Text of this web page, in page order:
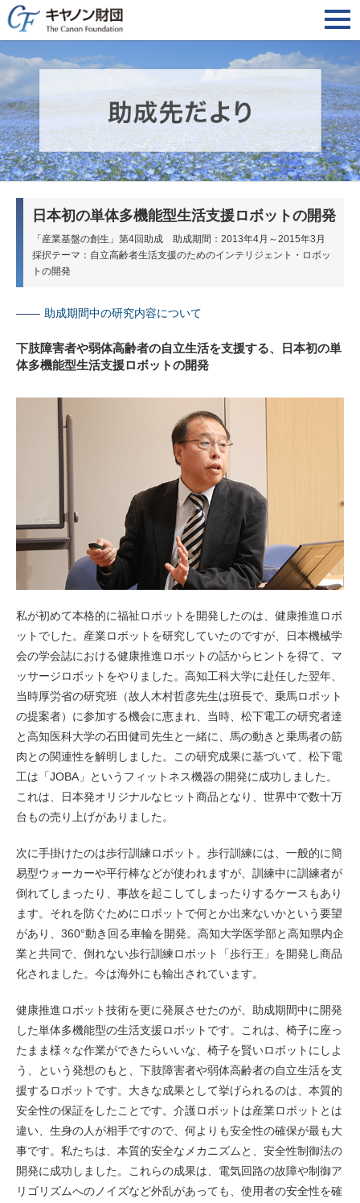
日本初の単体多機能型生活支援ロボットの開発
「産業基盤の創生」第4回助成 助成期間：2013年4月～2015年3月
採択テーマ：自立高齢者生活支援のためのインテリジェント・ロボッ
トの開発
助成期間中の研究内容について
下肢障害者や弱体高齢者の自立生活を支援する、日本初の単
体多機能型生活支援ロボットの開発
私が初めて本格的に福祉ロボットを開発したのは、健康推進ロボ
ットでした。産業ロボットを研究していたのですが、日本機械学
会の学会誌における健康推進ロボットの話からヒントを得て、マ
ッサージロボットをやりました。高知工科大学に赴任した翌年、
当時厚労省の研究班（故人木村哲彦先生は班長で、乗馬ロボット
の提案者）に参加する機会に恵まれ、当時、松下電工の研究者達
と高知医科大学の石田健司先生と一緒に、馬の動きと乗馬者の筋
肉との関連性を解明しました。この研究成果に基づいて、松下電
工は「JOBA」というフィットネス機器の開発に成功しました。
これは、日本発オリジナルなヒット商品となり、世界中で数十万
台もの売り上げがありました。
次に手掛けたのは歩行訓練ロボット。歩行訓練には、一般的に簡
易型ウォーカーや平行棒などが使われますが、訓練中に訓練者が
倒れてしまったり、事故を起こしてしまったりするケースもあり
ます。それを防ぐためにロボットで何とか出来ないかという要望
があり、360°動き回る車輪を開発。高知大学医学部と高知県内企
業と共同で、倒れない歩行訓練ロボット「歩行王」を開発し商品
化されました。今は海外にも輸出されています。
健康推進ロボット技術を更に発展させたのが、助成期間中に開発
した単体多機能型の生活支援ロボットです。これは、椅子に座っ
たまま様々な作業ができたらいいな、椅子を賢いロボットにしよ
う、という発想のもと、下肢障害者や弱体高齢者の自立生活を支
援するロボットです。大きな成果として挙げられるのは、本質的
安全性の保証をしたことです。介護ロボットは産業ロボットとは
違い、生身の人が相手ですので、何よりも安全性の確保が最も大
事です。私たちは、本質的安全なメカニズムと、安全性制御法の
開発に成功しました。これらの成果は、電気回路の故障や制御ア
リゴリズムへのノイズなど外乱があっても、使用者の安全性を確